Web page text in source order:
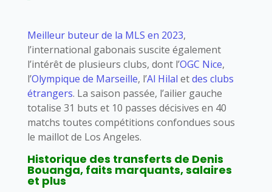
Meilleur buteur de la MLS en 2023,
l’international gabonais suscite également
l’intérêt de plusieurs clubs, dont l’OGC Nice,
l’Olympique de Marseille, l’Al Hilal etdes clubs
étrangers. La saison passée, l’ailier gauche
totalise 31 buts et 10 passes décisives en 40
matchs toutes compétitions confondues sous
le maillot de Los Angeles.
Historique des transferts de Denis
Bouanga, faits marquants, salaires
et plus